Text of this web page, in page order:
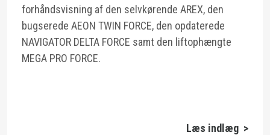
forhåndsvisning af den selvkørende AREX, den
bugserede AEON TWIN FORCE, den opdaterede
NAVIGATOR DELTA FORCE samt den liftophængte
MEGA PRO FORCE.
Læs indlæg >